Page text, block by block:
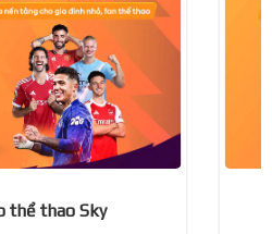
thể thao Sky